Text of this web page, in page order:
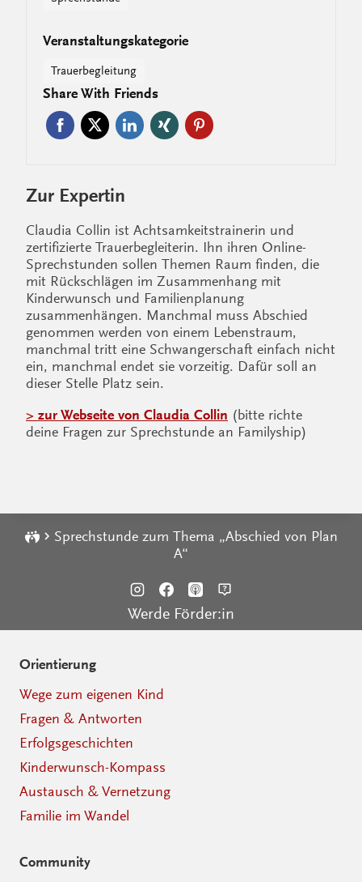
Veranstaltungskategorie
Trauerbegleitung
Share With Friends
Zur Expertin
Claudia Collin ist Achtsamkeitstrainerin und
zertifizierte Trauerbegleiterin. Ihn ihren Online-
Sprechstunden sollen Themen Raum finden, die
mit Rückschlägen im Zusammenhang mit
Kinderwunsch und Familienplanung
zusammenhängen. Manchmal muss Abschied
genommen werden von einem Lebenstraum,
manchmal tritt eine Schwangerschaft einfach nicht
ein, manchmal endet sie vorzeitig. Dafür soll an
dieser Stelle Platz sein.
> zur Webseite von Claudia Collin (bitte richte
deine Fragen zur Sprechstunde an Familyship)
Sprechstunde zum Thema „Abschied von Plan
A“
Werde Förder:in
Orientierung
Wege zum eigenen Kind
Fragen & Antworten
Erfolgsgeschichten
Kinderwunsch-Kompass
Austausch & Vernetzung
Familie im Wandel
Community